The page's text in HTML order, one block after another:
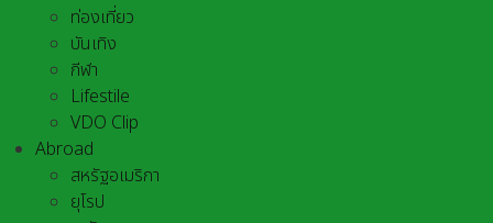
ท่องเที่ยว
บันเทิง
กีฬา
Lifestile
VDO Clip
Abroad
สหรัฐอเมริกา
ยุโรป